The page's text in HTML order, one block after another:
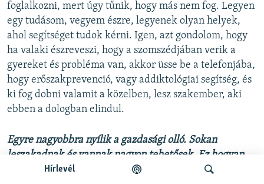
Hírlevél
foglalkozni, mert úgy tűnik, hogy más nem fog. Legyen
egy tudásom, vegyem észre, legyenek olyan helyek,
ahol segítséget tudok kérni. Igen, azt gondolom, hogy
ha valaki észreveszi, hogy a szomszédjában verik a
gyereket és probléma van, akkor üsse be a telefonjába,
hogy erőszakprevenció, vagy addiktológiai segítség, és
ki fog dobni valamit a közelben, lesz szakember, aki
ebben a dologban elindul.
Egyre nagyobbra nyílik a gazdasági olló. Sokan
leszakadnak és vannak nagyon tehetősek. Ez hogyan
változtatja majd az alkoholizmus, vagy a szerhasználat